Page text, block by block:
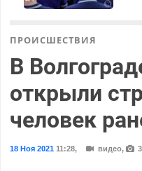
ПРОИСШЕСТВИЯ
В
открыли
человек
18 Ноя 202111:28, видео,